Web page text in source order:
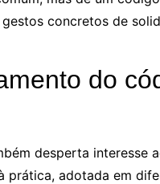
concretos de
do
desperta interesse
prática, adotada em